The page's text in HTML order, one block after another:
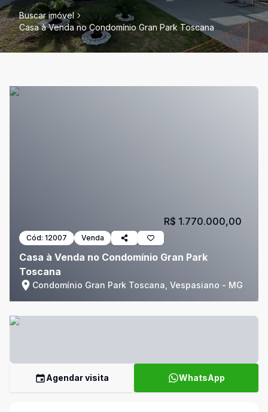
Buscar imóvel
Casa à Venda no Condomínio Gran Park Toscana
Cód: 12007 Venda
Casa à Venda no Condomínio Gran Park
Toscana
Condomínio Gran Park Toscana, Vespasiano - MG
R$ 1.770.000,00
Agendar visita WhatsApp